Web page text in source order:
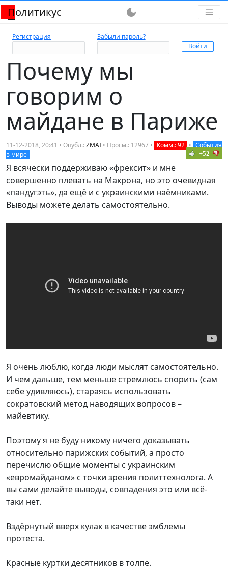
Политикус dark_mode
Регистрация Забыли пароль?
Почему мы
говорим о
майдане в Париже
11-12-2018, 20:41 • Опубл.:ZMAI • Просм.: 12967 • Комм.: 92 • События
в мире
+52
Я всячески поддерживаю «фрексит» и мне
совершенно плевать на Макрона, но это очевидная
«пандугэть», да ещё и с украинскими наёмниками.
Выводы можете делать самостоятельно.
Я очень люблю, когда люди мыслят самостоятельно.
И чем дальше, тем меньше стремлюсь спорить (сам
себе удивляюсь), стараясь использовать
сократовский метод наводящих вопросов –
майевтику.
Поэтому я не буду никому ничего доказывать
относительно парижских событий, а просто
перечислю общие моменты с украинским
«евромайданом» с точки зрения политтехнолога. А
вы сами делайте выводы, совпадения это или всё-
таки нет.
Вздёрнутый вверх кулак в качестве эмблемы
протеста.
Красные куртки десятников в толпе.